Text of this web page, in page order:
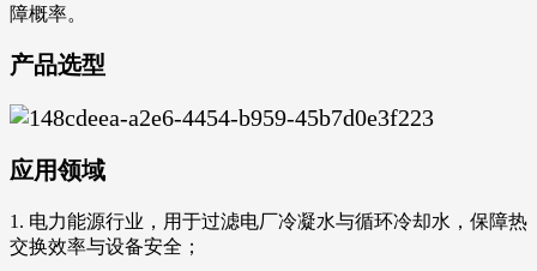
障概率。
产品选型
应用领域
1. 电力能源行业，用于过滤电厂冷凝水与循环冷却水，保障热
交换效率与设备安全；